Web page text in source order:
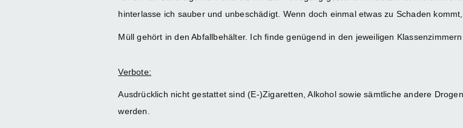
hinterlasse ich sauber und unbeschädigt. Wenn doch einmal etwas zu Schaden
Müll gehört in den Abfallbehälter. Ich finde genügend in den jeweiligen
Verbote:
Ausdrücklich nicht gestattet sind (E-)Zigaretten, Alkohol sowie sämtliche andere
werden.